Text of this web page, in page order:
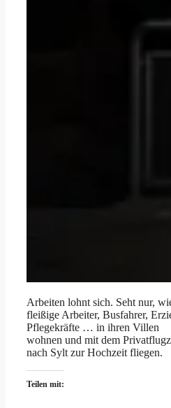
Arbeiten lohnt sich. Seht nur,
fleißige Arbeiter, Busfahrer,
Pflegekräfte … in ihren Villen
wohnen und mit dem
nach Sylt zur Hochzeit fliegen.
Teilen mit: